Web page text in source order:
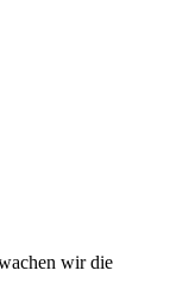
wir die